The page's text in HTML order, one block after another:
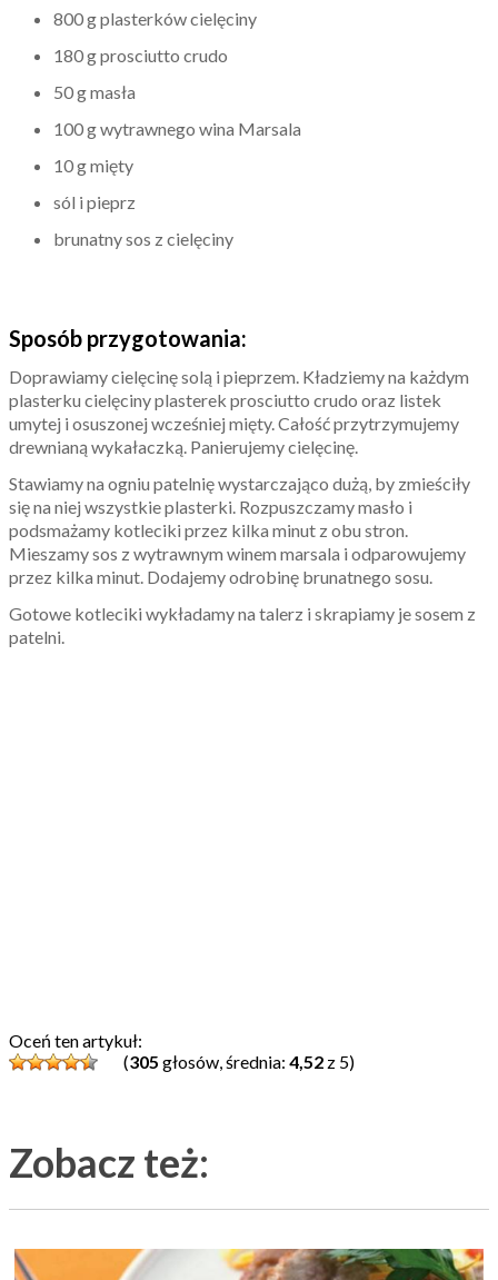
800 g plasterków cielęciny
180 g prosciutto crudo
50 g masła
100 g wytrawnego wina Marsala
10 g mięty
sól i pieprz
brunatny sos z cielęciny
Sposób przygotowania:
Doprawiamy cielęcinę solą i pieprzem. Kładziemy na każdym
plasterku cielęciny plasterek prosciutto crudo oraz listek
umytej i osuszonej wcześniej mięty. Całość przytrzymujemy
drewnianą wykałaczką. Panierujemy cielęcinę.
Stawiamy na ogniu patelnię wystarczająco dużą, by zmieściły
się na niej wszystkie plasterki. Rozpuszczamy masło i
podsmażamy kotleciki przez kilka minut z obu stron.
Mieszamy sos z wytrawnym winem marsala i odparowujemy
przez kilka minut. Dodajemy odrobinę brunatnego sosu.
Gotowe kotleciki wykładamy na talerz i skrapiamy je sosem z
patelni.
Oceń ten artykuł:
(305 głosów, średnia: 4,52 z 5)
Zobacz też: